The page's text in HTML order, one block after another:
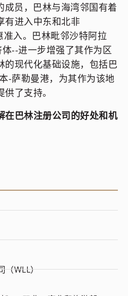
成员，巴林与海湾邻国有着
有进入中东和北非
准入。巴林毗邻沙特阿拉
--进一步增强了其作为区
的现代化基础设施，包括巴
-萨勒曼港，为其作为该地
了支持。
在巴林注册公司的好处和机
（WLL）